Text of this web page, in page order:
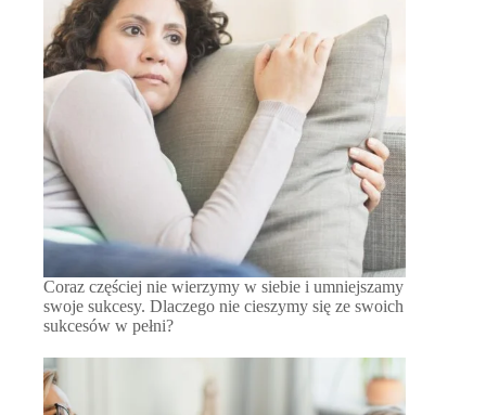
Coraz częściej nie wierzymy w siebie i umniejszamy
swoje sukcesy. Dlaczego nie cieszymy się ze swoich
sukcesów w pełni?